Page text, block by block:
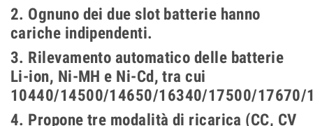
2. Ognuno dei due slot batterie hanno
cariche indipendenti.
3. Rilevamento automatico delle batterie
Li-ion, Ni-MH e Ni-Cd, tra cui
10440/14500/14650/16340/17500/
4. Propone tre modalità di ricarica (CC, CV